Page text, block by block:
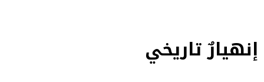
نصف قيمتها في 4 اشهر.. إنهيارٌ تاريخي